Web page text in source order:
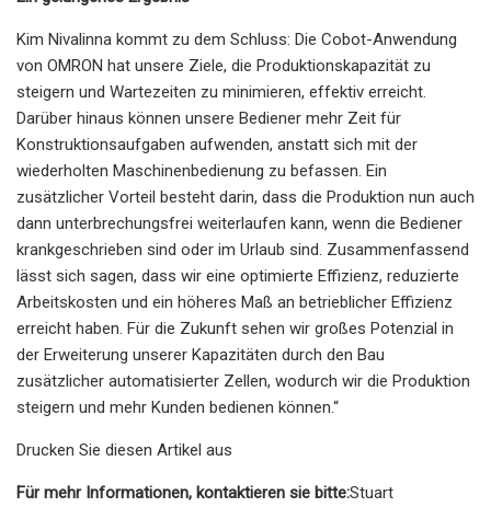
Kim Nivalinna kommt zu dem Schluss: Die Cobot-Anwendung
von OMRON hat unsere Ziele, die Produktionskapazität zu
steigern und Wartezeiten zu minimieren, effektiv erreicht.
Darüber hinaus können unsere Bediener mehr Zeit für
Konstruktionsaufgaben aufwenden, anstatt sich mit der
wiederholten Maschinenbedienung zu befassen. Ein
zusätzlicher Vorteil besteht darin, dass die Produktion nun auch
dann unterbrechungsfrei weiterlaufen kann, wenn die Bediener
krankgeschrieben sind oder im Urlaub sind. Zusammenfassend
lässt sich sagen, dass wir eine optimierte Effizienz, reduzierte
Arbeitskosten und ein höheres Maß an betrieblicher Effizienz
erreicht haben. Für die Zukunft sehen wir großes Potenzial in
der Erweiterung unserer Kapazitäten durch den Bau
zusätzlicher automatisierter Zellen, wodurch wir die Produktion
steigern und mehr Kunden bedienen können.“
Drucken Sie diesen Artikel aus
Für mehr Informationen, kontaktieren sie bitte:Stuart